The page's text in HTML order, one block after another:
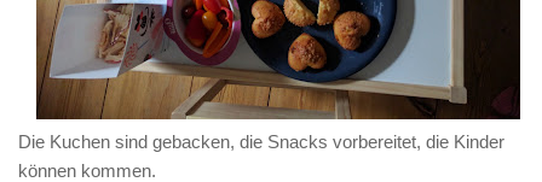
Die Kuchen sind gebacken, die Snacks vorbereitet, die Kinder
können kommen.